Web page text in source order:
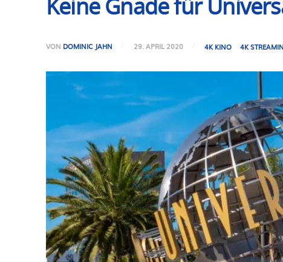
Keine Gnade für
VON DOMINIC JAHN 29. APRIL 2020 4K KINO 4K